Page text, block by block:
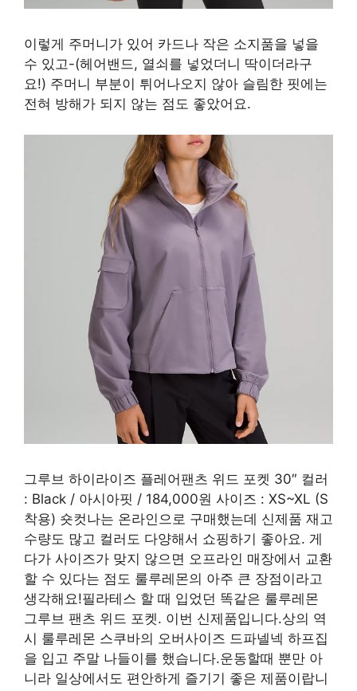
이렇게 주머니가 있어 카드나 작은 소지품을 넣을
수 있고-(헤어밴드, 열쇠를 넣었더니 딱이더라구
요!) 주머니 부분이 튀어나오지 않아 슬림한 핏에는
전혀 방해가 되지 않는 점도 좋았어요.
그루브 하이라이즈 플레어팬츠 위드 포켓 30″ 컬러
: Black / 아시아핏 / 184,000원 사이즈 : XS~XL (S
착용) 숏컷나는 온라인으로 구매했는데 신제품 재고
수량도 많고 컬러도 다양해서 쇼핑하기 좋아요. 게
다가 사이즈가 맞지 않으면 오프라인 매장에서 교환
할 수 있다는 점도 룰루레몬의 아주 큰 장점이라고
생각해요!필라테스 할 때 입었던 똑같은 룰루레몬
그루브 팬츠 위드 포켓. 이번 신제품입니다.상의 역
시 룰루레몬 스쿠바의 오버사이즈 드파넬넥 하프집
을 입고 주말 나들이를 했습니다.운동할때 뿐만 아
니라 일상에서도 편안하게 즐기기 좋은 제품이랍니